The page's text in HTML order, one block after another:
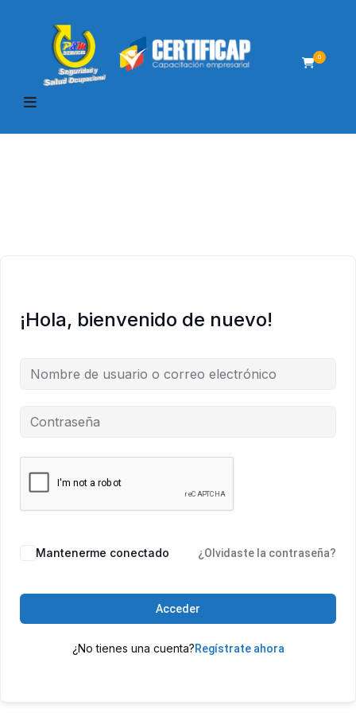
0
¡Hola, bienvenido de nuevo!
Mantenerme conectado ¿Olvidaste la contraseña?
Acceder
¿No tienes una cuenta?Regístrate ahora